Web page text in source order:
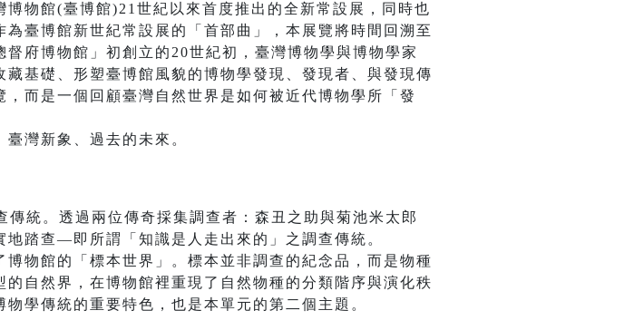
物館(臺博館)21世紀以來首度推出的全新常設展，同時也
臺博館新世紀常設展的「首部曲」，本展覽將時間回溯至
府博物館」初創立的20世紀初，臺灣博物學與博物學家
基礎、形塑臺博館風貌的博物學發現、發現者、與發現傳
而是一個回顧臺灣自然世界是如何被近代博物學所「發
灣新象、過去的未來。
統。透過兩位傳奇採集調查者：森丑之助與菊池米太郎
踏查—即所謂「知識是人走出來的」之調查傳統。
物館的「標本世界」。標本並非調查的紀念品，而是物種
自然界，在博物館裡重現了自然物種的分類階序與演化秩
學傳統的重要特色，也是本單元的第二個主題。